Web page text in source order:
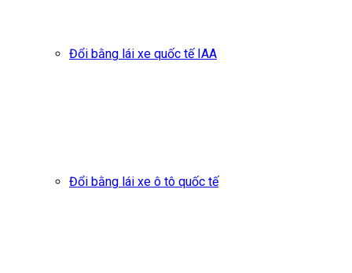
Đổi bằng lái xe quốc tế IAA
Đổi bằng lái xe ô tô quốc tế